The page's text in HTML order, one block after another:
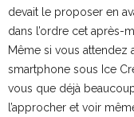
devait le proposer en
dans l’ordre cet après-
Même si vous attendez
smartphone sous Ice
vous que déjà
l’approcher et voir